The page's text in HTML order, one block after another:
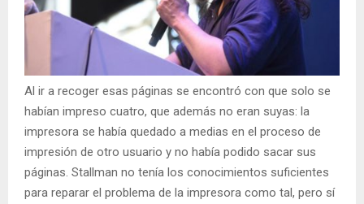
Al ir a recoger esas páginas se encontró con que solo se
habían impreso cuatro, que además no eran suyas: la
impresora se había quedado a medias en el proceso de
impresión de otro usuario y no había podido sacar sus
páginas. Stallman no tenía los conocimientos suficientes
para reparar el problema de la impresora como tal, pero sí